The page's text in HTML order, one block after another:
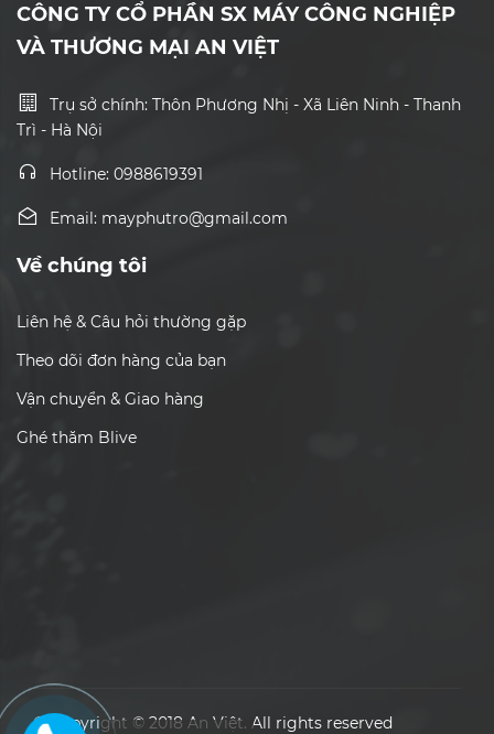
CÔNG TY CỔ PHẦN SX MÁY CÔNG NGHIỆP
VÀ THƯƠNG MẠI AN VIỆT
Trụ sở chính: Thôn Phương Nhị - Xã Liên Ninh - Thanh
Trì - Hà Nội
Hotline: 0988619391
Email: mayphutro@gmail.com
Về chúng tôi
Liên hệ & Câu hỏi thường gặp
Theo dõi đơn hàng của bạn
Vận chuyển & Giao hàng
Ghé thăm Blive
© Copyright © 2018 An Việt. All rights reserved